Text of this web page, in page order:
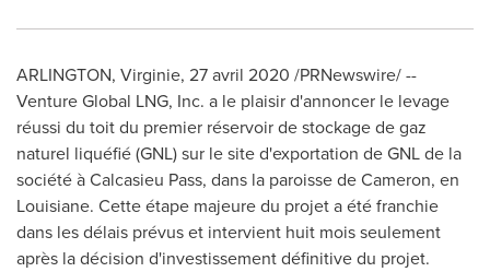
ARLINGTON, Virginie, 27 avril 2020 /PRNewswire/ --
Venture Global LNG, Inc. a le plaisir d'annoncer le levage
réussi du toit du premier réservoir de stockage de gaz
naturel liquéfié (GNL) sur le site d'exportation de GNL de la
société à Calcasieu Pass, dans la paroisse de Cameron, en
Louisiane. Cette étape majeure du projet a été franchie
dans les délais prévus et intervient huit mois seulement
après la décision d'investissement définitive du projet.